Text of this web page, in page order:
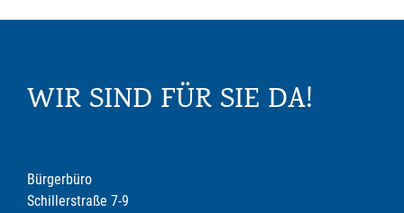
WIR SIND FÜR SIE DA!
Bürgerbüro
Schillerstraße 7-9